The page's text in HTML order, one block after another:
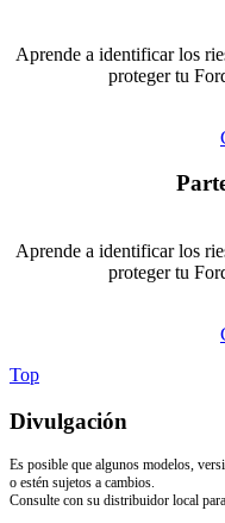
Aprende a identificar los
proteger tu
Aprende a identificar los
proteger tu
Top
Divulgación
Es posible que algunos modelos,
o estén sujetos a cambios.
Consulte con su distribuidor local